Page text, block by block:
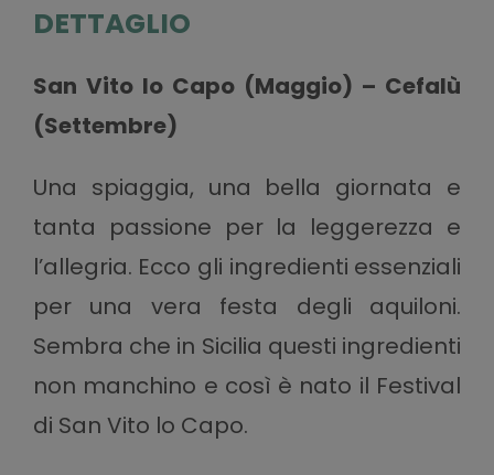
DETTAGLIO
San Vito lo Capo (Maggio) – Cefalù
(Settembre)
Una spiaggia, una bella giornata e
tanta passione per la leggerezza e
l’allegria. Ecco gli ingredienti essenziali
per una vera festa degli aquiloni.
Sembra che in Sicilia questi ingredienti
non manchino e così è nato il Festival
di San Vito lo Capo.